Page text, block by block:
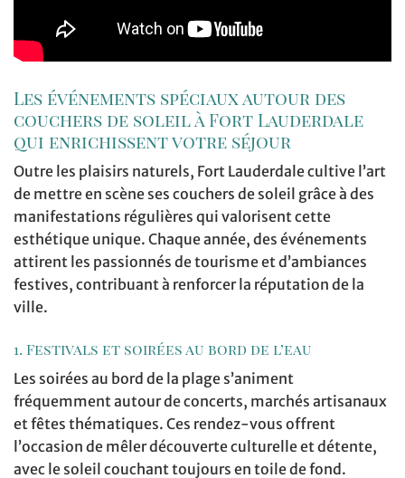
Les événements spéciaux autour des
couchers de soleil à Fort Lauderdale
qui enrichissent votre séjour
Outre les plaisirs naturels, Fort Lauderdale cultive l’art
de mettre en scène ses couchers de soleil grâce à des
manifestations régulières qui valorisent cette
esthétique unique. Chaque année, des événements
attirent les passionnés de tourisme et d’ambiances
festives, contribuant à renforcer la réputation de la
ville.
1. Festivals et soirées au bord de l’eau
Les soirées au bord de la plage s’animent
fréquemment autour de concerts, marchés artisanaux
et fêtes thématiques. Ces rendez-vous offrent
l’occasion de mêler découverte culturelle et détente,
avec le soleil couchant toujours en toile de fond.